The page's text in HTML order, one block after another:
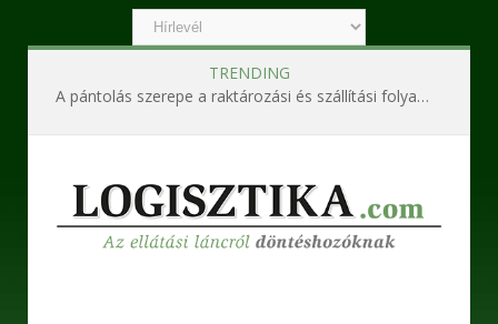
TRENDING
A pántolás szerepe a raktározási és szállítási folyamatokban